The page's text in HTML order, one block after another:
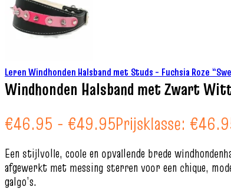
Leren Windhonden Halsband met Studs – Fuchsia Roze
Windhonden Halsband met Zwart
€46.95 - €49.95Prijsklasse:
Een stijlvolle, coole en opvallende brede
afgewerkt met messing sterren voor een chique,
galgo’s.